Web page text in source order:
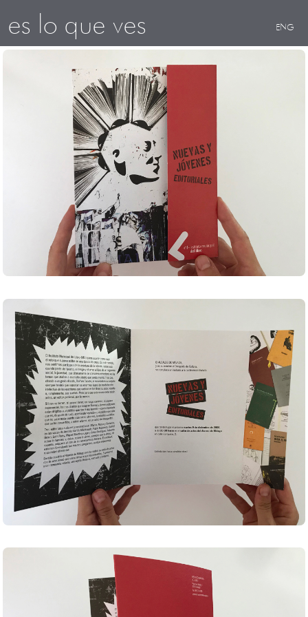
es lo que ves ENG